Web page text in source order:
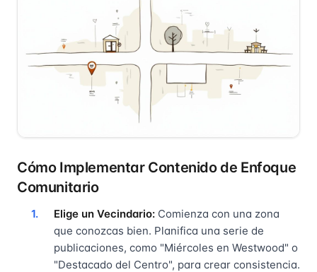
Cómo Implementar Contenido de Enfoque
Comunitario
Elige un Vecindario: Comienza con una zona
que conozcas bien. Planifica una serie de
publicaciones, como "Miércoles en Westwood" o
"Destacado del Centro", para crear consistencia.